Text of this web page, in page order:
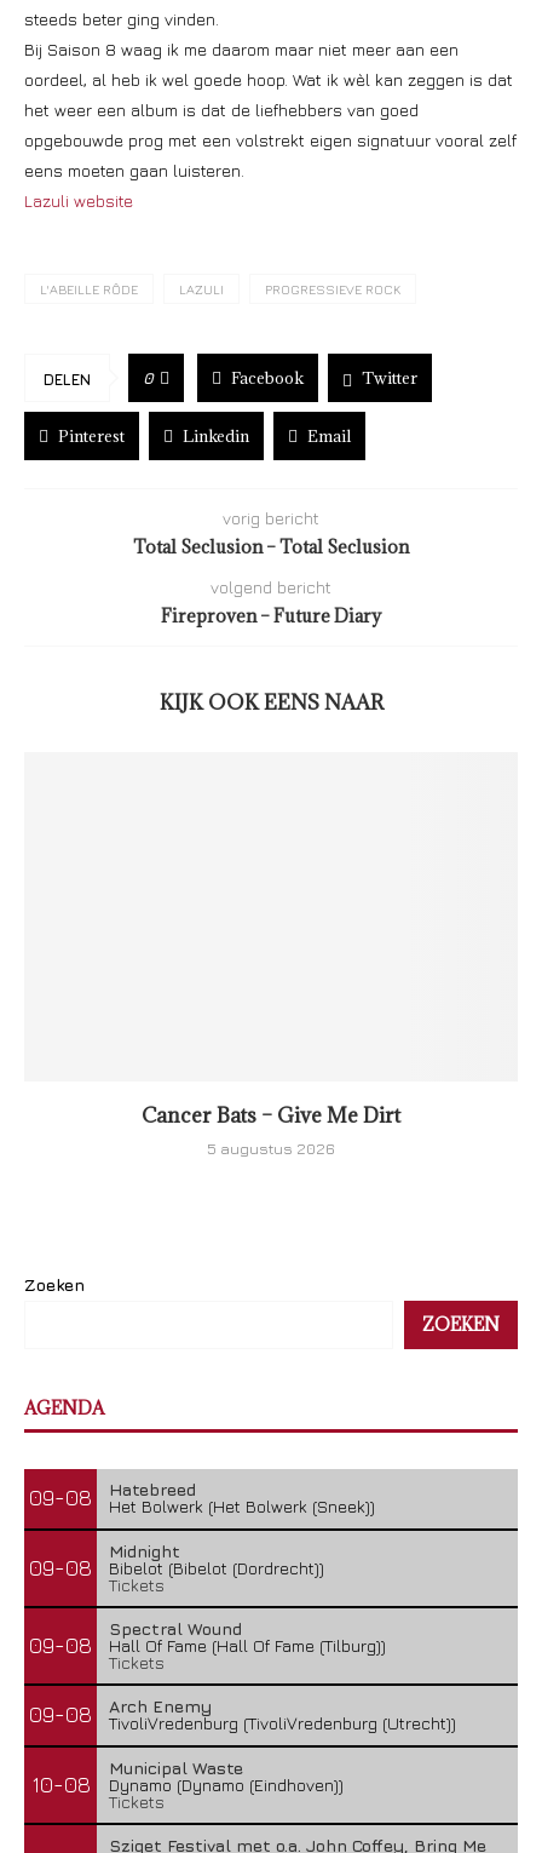
steeds beter ging vinden.
Bij Saison 8 waag ik me daarom maar niet meer aan een
oordeel, al heb ik wel goede hoop. Wat ik wèl kan zeggen is dat
het weer een album is dat de liefhebbers van goed
opgebouwde prog met een volstrekt eigen signatuur vooral zelf
eens moeten gaan luisteren.
Lazuli website
L'ABEILLE RÔDE LAZULI PROGRESSIEVE ROCK
DELEN 0 Facebook Twitter
Pinterest Linkedin Email
vorig bericht
Total Seclusion – Total Seclusion
volgend bericht
Fireproven – Future Diary
KIJK OOK EENS NAAR
Cancer Bats – Give Me Dirt
5 augustus 2026
Zoeken
ZOEKEN
AGENDA
09-08
Hatebreed
Het Bolwerk (Het Bolwerk (Sneek))
09-08
Midnight
Bibelot (Bibelot (Dordrecht))
Tickets
09-08
Spectral Wound
Hall Of Fame (Hall Of Fame (Tilburg))
Tickets
09-08
Arch Enemy
TivoliVredenburg (TivoliVredenburg (Utrecht))
10-08
Municipal Waste
Dynamo (Dynamo (Eindhoven))
Tickets
Sziget Festival met o.a. John Coffey, Bring Me